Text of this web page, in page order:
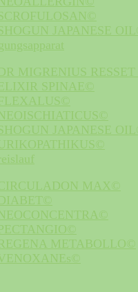
JAPANESE
MIGRENIUS RESSET
SPINAE©
JAPANESE
MAX©
METABOLLO©